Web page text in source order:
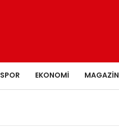
SPOR EKONOMI MAGAZIN